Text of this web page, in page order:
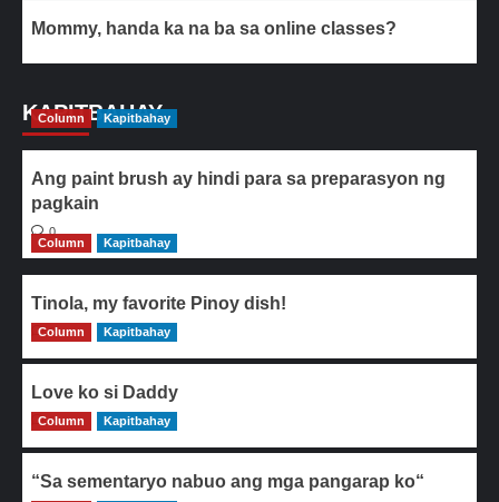
Mommy, handa ka na ba sa online classes?
KAPITBAHAY
Column Kapitbahay
Ang paint brush ay hindi para sa preparasyon ng
pagkain
0
Column
Kapitbahay
Tinola, my favorite Pinoy dish!
0
Column Kapitbahay
Love ko si Daddy
0
Column Kapitbahay
“Sa sementaryo nabuo ang mga pangarap ko“